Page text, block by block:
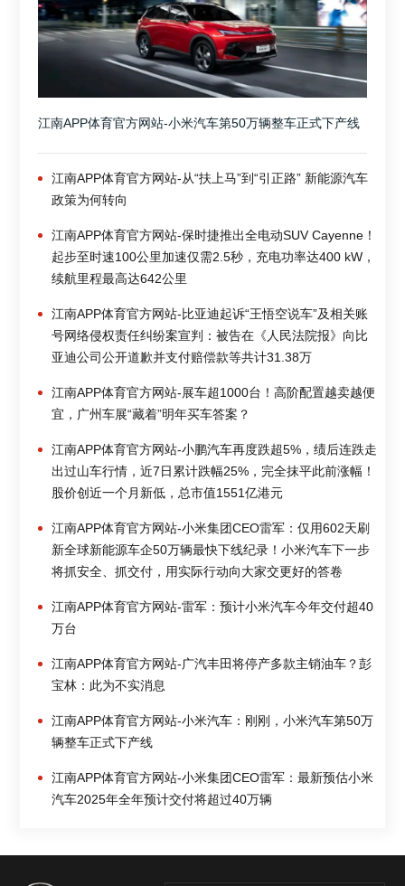
江南APP体育官方网站-小米汽车第50万辆整车正式下产线
江南APP体育官方网站-从“扶上马”到“引正路” 新能源汽车
政策为何转向
江南APP体育官方网站-保时捷推出全电动SUV Cayenne！
起步至时速100公里加速仅需2.5秒，充电功率达400 kW，
续航里程最高达642公里
江南APP体育官方网站-比亚迪起诉“王悟空说车”及相关账
号网络侵权责任纠纷案宣判：被告在《人民法院报》向比
亚迪公司公开道歉并支付赔偿款等共计31.38万
江南APP体育官方网站-展车超1000台！高阶配置越卖越便
宜，广州车展“藏着”明年买车答案？
江南APP体育官方网站-小鹏汽车再度跌超5%，绩后连跌走
出过山车行情，近7日累计跌幅25%，完全抹平此前涨幅！
股价创近一个月新低，总市值1551亿港元
江南APP体育官方网站-小米集团CEO雷军：仅用602天刷
新全球新能源车企50万辆最快下线纪录！小米汽车下一步
将抓安全、抓交付，用实际行动向大家交更好的答卷
江南APP体育官方网站-雷军：预计小米汽车今年交付超40
万台
江南APP体育官方网站-广汽丰田将停产多款主销油车？彭
宝林：此为不实消息
江南APP体育官方网站-小米汽车：刚刚，小米汽车第50万
辆整车正式下产线
江南APP体育官方网站-小米集团CEO雷军：最新预估小米
汽车2025年全年预计交付将超过40万辆